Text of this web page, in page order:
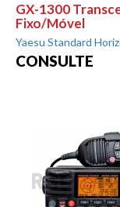
GX-1300
Fixo/Móvel
Yaesu Standard
CONSULTE